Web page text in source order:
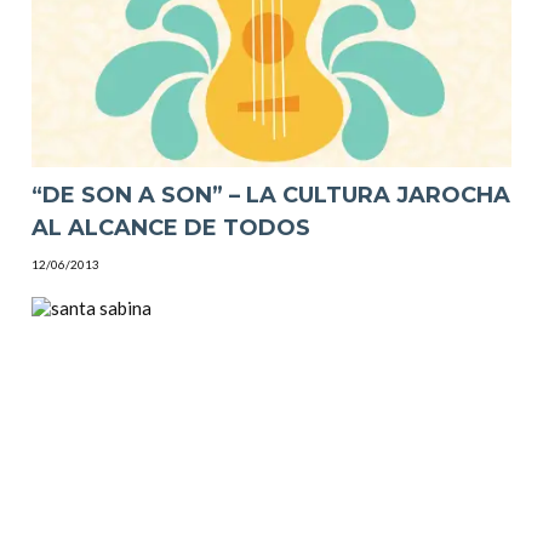
“DE SON A SON” – LA CULTURA JAROCHA
AL ALCANCE DE TODOS
12/06/2013